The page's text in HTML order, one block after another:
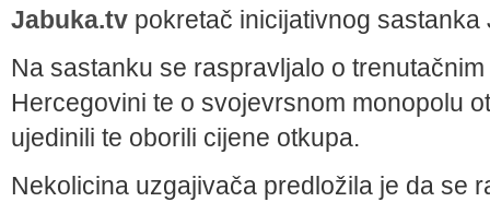
Jabuka.tv pokretač inicijativnog sastanka
Na sastanku se raspravljalo o
Hercegovini te o svojevrsnom monopolu
ujedinili te oborili cijene otkupa.
Nekolicina uzgajivača predložila je da se